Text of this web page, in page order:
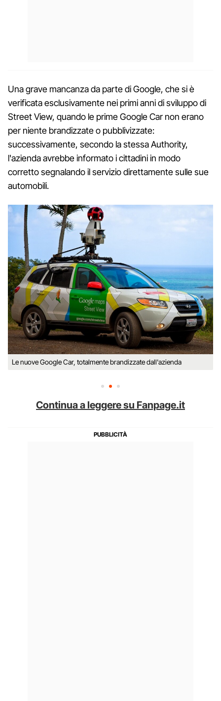
Una grave mancanza da parte di Google, che si è
verificata esclusivamente nei primi anni di sviluppo di
Street View, quando le prime Google Car non erano
per niente brandizzate o pubblivizzate:
successivamente, secondo la stessa Authority,
l'azienda avrebbe informato i cittadini in modo
corretto segnalando il servizio direttamente sulle sue
automobili.
Le nuove Google Car, totalmente brandizzate dall'azienda
Continua a leggere su Fanpage.it